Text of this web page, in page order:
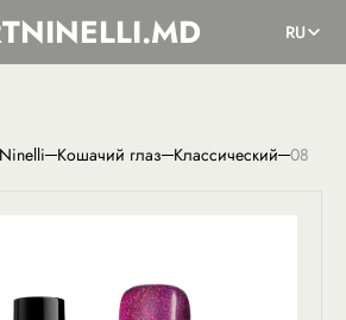
RU
Кошачий глаз Классический 08